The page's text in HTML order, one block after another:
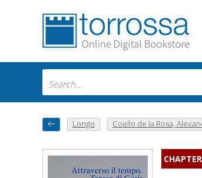
Longo Coello de la Rosa,
CHAPTER